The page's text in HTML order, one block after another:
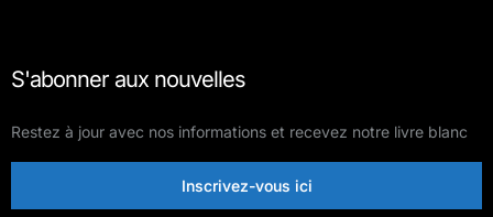
S'abonner aux nouvelles
Restez à jour avec nos informations et recevez notre livre blanc
Inscrivez-vous ici